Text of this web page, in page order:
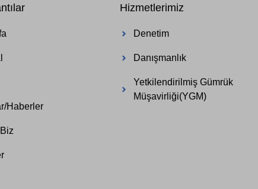
Haberler
Hizmetlerimiz
Denetim
Danışmanlık
Yetkilendirilmiş Gümrük
Müşavirliği(YGM)